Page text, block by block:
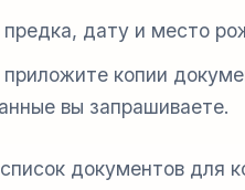
дату и место
копии
вы запрашиваете.
документов для